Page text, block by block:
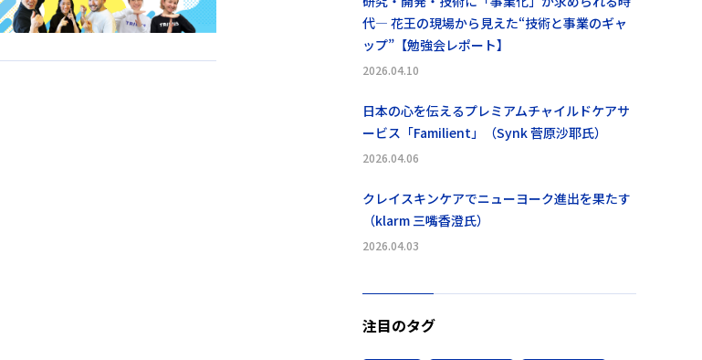
代― 花王の現場から見えた“技術と事業のギャ
ップ”【勉強会レポート】
2026.04.10
日本の心を伝えるプレミアムチャイルドケアサ
ービス「Familient」（Synk 菅原沙耶氏）
2026.04.06
クレイスキンケアでニューヨーク進出を果たす
（klarm 三嘴香澄氏）
2026.04.03
注目のタグ